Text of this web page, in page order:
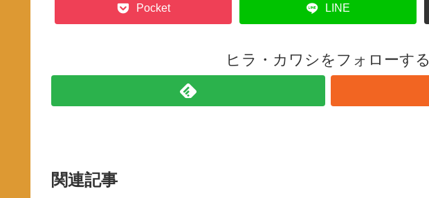
Pocket LINE
ヒラ・カワシをフォローする
関連記事